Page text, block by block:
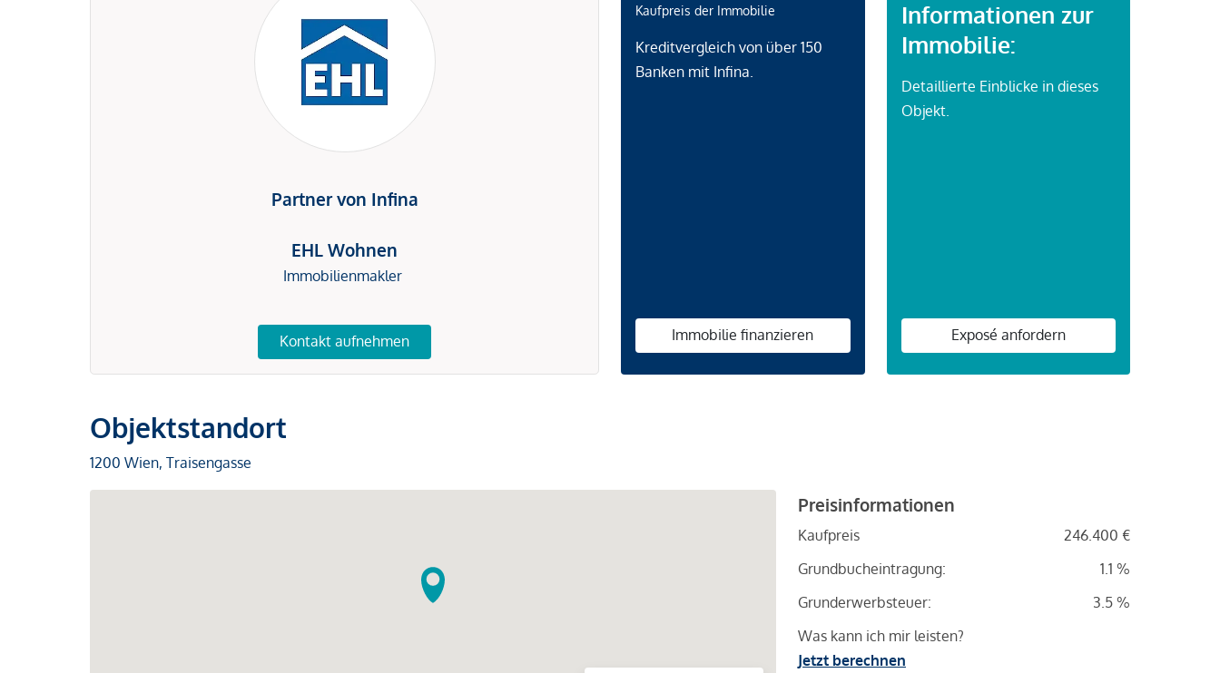
Partner von Infina
EHL Wohnen
Immobilienmakler
Kontakt aufnehmen
Kaufpreis der Immobilie
Kreditvergleich von über 150
Banken mit Infina.
Immobilie finanzieren
Informationen zur
Immobilie:
Detaillierte Einblicke in dieses
Objekt.
Exposé anfordern
Objektstandort
1200 Wien, Traisengasse
Preisinformationen
Kaufpreis
246.400 €
Grundbucheintragung:
1.1 %
Grunderwerbsteuer:
3.5 %
Was kann ich mir leisten?
Jetzt berechnen